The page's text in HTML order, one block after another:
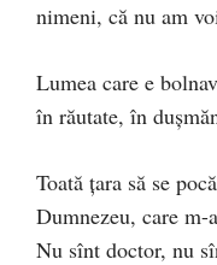
nimeni, că nu am
Lumea care e
în răutate, în
Toată ţara să se
Dumnezeu, care
Nu sînt doctor, nu